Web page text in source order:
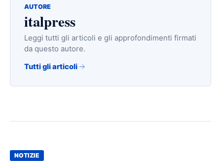
AUTORE
italpress
Leggi tutti gli articoli e gli approfondimenti firmati
da questo autore.
Tutti gli articoli
NOTIZIE